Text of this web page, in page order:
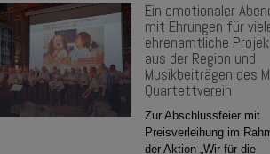
Ein emotionaler
mit Ehrungen für
ehrenamtliche
aus der Region und
Musikbeiträgen des
Quartettverein
Zur Abschlussfeier mit
Preisverleihung im
der Aktion „Wir für die